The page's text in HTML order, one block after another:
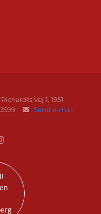
Vej 1, 1951
3599  Send e-mail